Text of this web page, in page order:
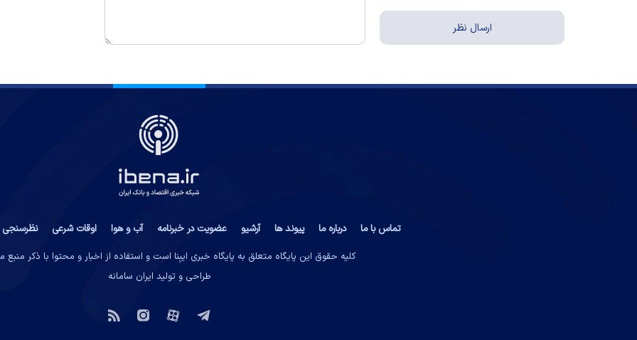
تماس با ما درباره ما پیوند ها آرشیو عضویت در خبرنامه آب و هوا اوقات شرعی نظرسنجی
کلیه حقوق این پایگاه متعلق به پایگاه خبری ایبِنا است و استفاده از اخبار و محتوا با ذکر
طراحی و تولید ایران سامانه